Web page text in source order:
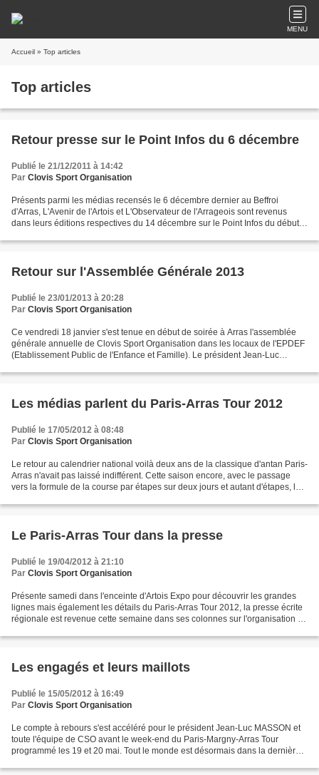
MENU
Accueil » Top articles
Top articles
Retour presse sur le Point Infos du 6 décembre
Publié le 21/12/2011 à 14:42
Par Clovis Sport Organisation
Présents parmi les médias recensés le 6 décembre dernier au Beffroi
d'Arras, L'Avenir de l'Artois et L'Observateur de l'Arrageois sont revenus
dans leurs éditions respectives du 14 décembre sur le Point Infos du début
Retour sur l'Assemblée Générale 2013
Publié le 23/01/2013 à 20:28
Par Clovis Sport Organisation
Ce vendredi 18 janvier s'est tenue en début de soirée à Arras l'assemblée
générale annuelle de Clovis Sport Organisation dans les locaux de l'EPDEF
(Etablissement Public de l'Enfance et Famille). Le président Jean-Luc
Les médias parlent du Paris-Arras Tour 2012
Publié le 17/05/2012 à 08:48
Par Clovis Sport Organisation
Le retour au calendrier national voilà deux ans de la classique d'antan Paris-
Arras n'avait pas laissé indifférent. Cette saison encore, avec le passage
vers la formule de la course par étapes sur deux jours et autant d'étapes, le
Le Paris-Arras Tour dans la presse
Publié le 19/04/2012 à 21:10
Par Clovis Sport Organisation
Présente samedi dans l'enceinte d'Artois Expo pour découvrir les grandes
lignes mais également les détails du Paris-Arras Tour 2012, la presse écrite
régionale est revenue cette semaine dans ses colonnes sur l'organisation de
Les engagés et leurs maillots
Publié le 15/05/2012 à 16:49
Par Clovis Sport Organisation
Le compte à rebours s'est accéléré pour le président Jean-Luc MASSON et
toute l'équipe de CSO avant le week-end du Paris-Margny-Arras Tour
programmé les 19 et 20 mai. Tout le monde est désormais dans la dernière